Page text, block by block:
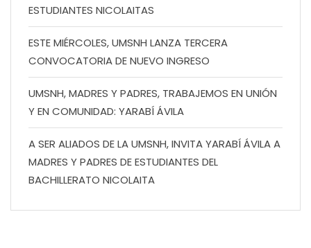
ESTUDIANTES NICOLAITAS
ESTE MIÉRCOLES, UMSNH LANZA TERCERA
CONVOCATORIA DE NUEVO INGRESO
UMSNH, MADRES Y PADRES, TRABAJEMOS EN UNIÓN
Y EN COMUNIDAD: YARABÍ ÁVILA
A SER ALIADOS DE LA UMSNH, INVITA YARABÍ ÁVILA A
MADRES Y PADRES DE ESTUDIANTES DEL
BACHILLERATO NICOLAITA